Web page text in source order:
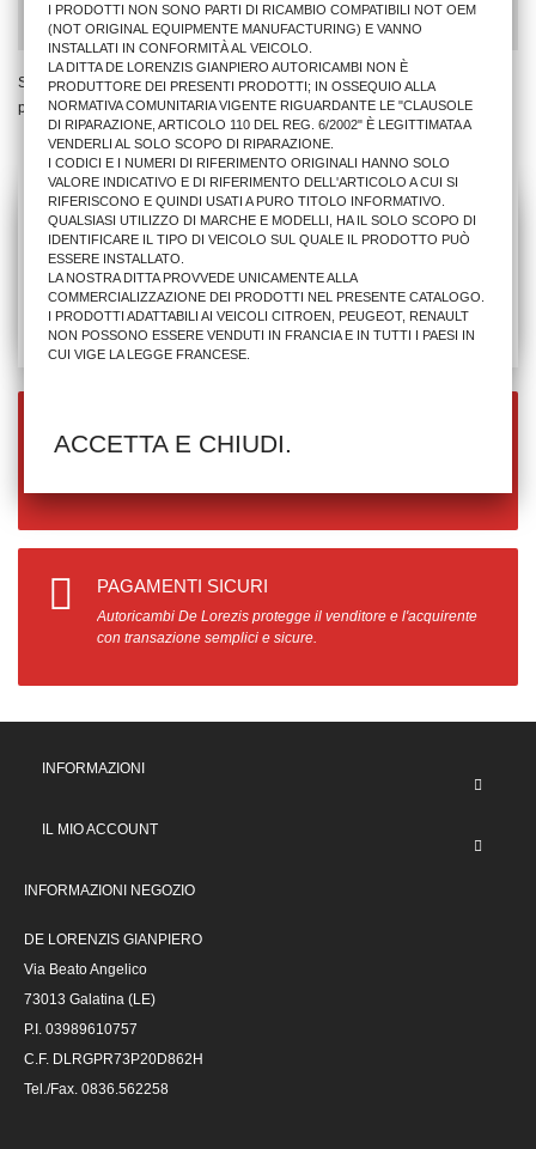
Stai Visualizzando 1 - 1 di 1
prodotto
PAGAMENTI SICURI
Autoricambi De Lorezis protegge il venditore e l'acquirente
con transazione semplici e sicure.
INFORMAZIONI
IL MIO ACCOUNT
INFORMAZIONI NEGOZIO
DE LORENZIS GIANPIERO
Via Beato Angelico
73013 Galatina (LE)
P.I. 03989610757
C.F. DLRGPR73P20D862H
Tel./Fax. 0836.562258
I PRODOTTI NON SONO PARTI DI RICAMBIO COMPATIBILI NOT OEM
(NOT ORIGINAL EQUIPMENTE MANUFACTURING) E VANNO
INSTALLATI IN CONFORMITÀ AL VEICOLO.
LA DITTA DE LORENZIS GIANPIERO AUTORICAMBI NON È
PRODUTTORE DEI PRESENTI PRODOTTI; IN OSSEQUIO ALLA
NORMATIVA COMUNITARIA VIGENTE RIGUARDANTE LE "CLAUSOLE
DI RIPARAZIONE, ARTICOLO 110 DEL REG. 6/2002" È LEGITTIMATA A
VENDERLI AL SOLO SCOPO DI RIPARAZIONE.
I CODICI E I NUMERI DI RIFERIMENTO ORIGINALI HANNO SOLO
VALORE INDICATIVO E DI RIFERIMENTO DELL'ARTICOLO A CUI SI
RIFERISCONO E QUINDI USATI A PURO TITOLO INFORMATIVO.
QUALSIASI UTILIZZO DI MARCHE E MODELLI, HA IL SOLO SCOPO DI
IDENTIFICARE IL TIPO DI VEICOLO SUL QUALE IL PRODOTTO PUÒ
ESSERE INSTALLATO.
LA NOSTRA DITTA PROVVEDE UNICAMENTE ALLA
COMMERCIALIZZAZIONE DEI PRODOTTI NEL PRESENTE CATALOGO.
I PRODOTTI ADATTABILI AI VEICOLI CITROEN, PEUGEOT, RENAULT
NON POSSONO ESSERE VENDUTI IN FRANCIA E IN TUTTI I PAESI IN
CUI VIGE LA LEGGE FRANCESE.
ACCETTA E CHIUDI.